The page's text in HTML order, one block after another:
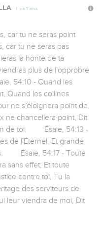
Il y a 7 ans
car tu ne seras point
car tu ne seras pas
la honte de ta
plus de l`opprobre
54:10 - Quand les
Quand les collines
ne s`éloignera point de
ne chancellera point, Dit
de toi.         Ésaïe, 54:13 -
de l`Éternel, Et grande
Ésaïe, 54:17 - Toute
sans effet; Et toute
contre toi, Tu la
des serviteurs de
leur viendra de moi, Dit